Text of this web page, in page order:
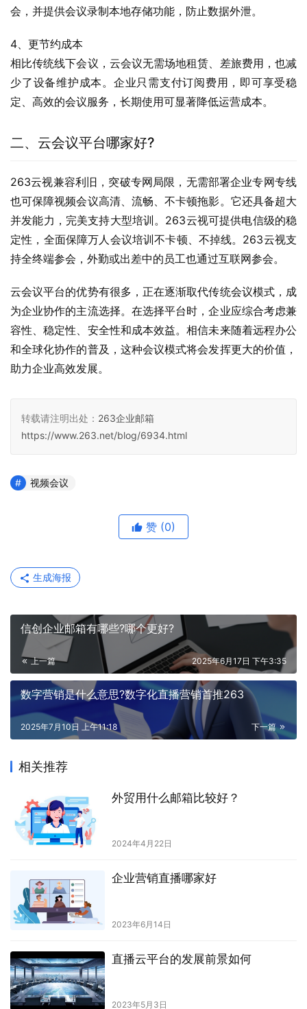
会，并提供会议录制本地存储功能，防止数据外泄。
4、更节约成本
相比传统线下会议，云会议无需场地租赁、差旅费用，也减
少了设备维护成本。企业只需支付订阅费用，即可享受稳
定、高效的会议服务，长期使用可显著降低运营成本。
二、云会议平台哪家好?
263云视兼容利旧，突破专网局限，无需部署企业专网专线
也可保障视频会议高清、流畅、不卡顿拖影。它还具备超大
并发能力，完美支持大型培训。263云视可提供电信级的稳
定性，全面保障万人会议培训不卡顿、不掉线。263云视支
持全终端参会，外勤或出差中的员工也通过互联网参会。
云会议平台的优势有很多，正在逐渐取代传统会议模式，成
为企业协作的主流选择。在选择平台时，企业应综合考虑兼
容性、稳定性、安全性和成本效益。相信未来随着远程办公
和全球化协作的普及，这种会议模式将会发挥更大的价值，
助力企业高效发展。
转载请注明出处： 263企业邮箱
https://www.263.net/blog/6934.html
视频会议
赞 (0)
生成海报
信创企业邮箱有哪些?哪个更好?
上一篇 2025年6月17日 下午3:35
数字营销是什么意思?数字化直播营销首推263
下一篇
2025年7月10日 上午11:18
相关推荐
外贸用什么邮箱比较好？
2024年4月22日
企业营销直播哪家好
2023年6月14日
直播云平台的发展前景如何
2023年5月3日